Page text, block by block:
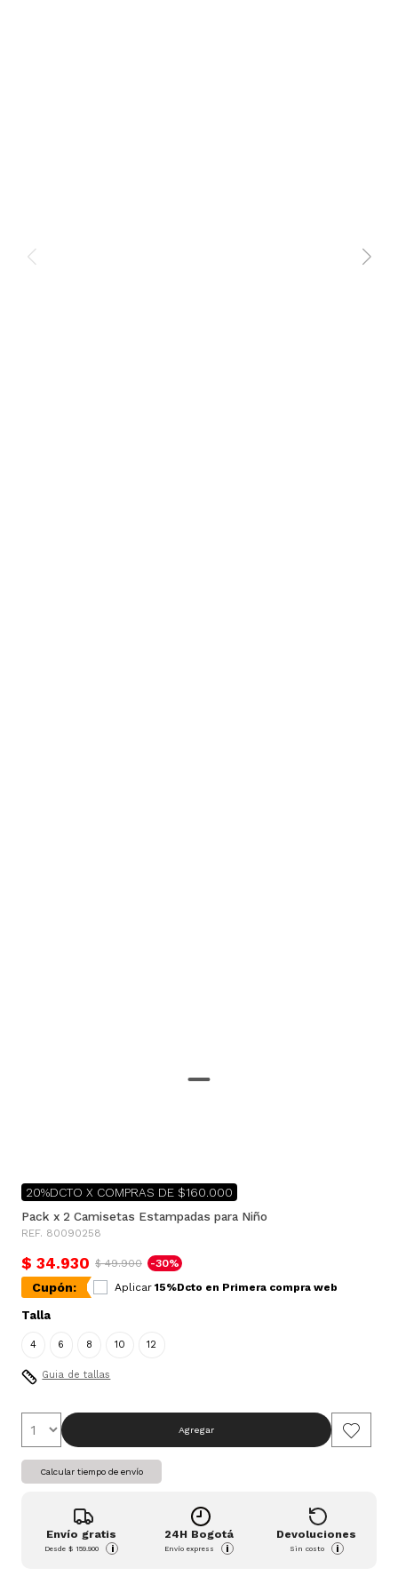
20%DCTO X COMPRAS DE $160.000
Pack x 2 Camisetas Estampadas para Niño
REF. 80090258
$ 34.930 $ 49.900 -30%
Cupón: Aplicar 15%Dcto en Primera compra web
Talla
4 6 8 10 12
Guia de tallas
Agregar
Calcular tiempo de envío
Envío gratis
Desde$ 159.900 i
24H Bogotá
Envío express i
Devoluciones
Sin costo i